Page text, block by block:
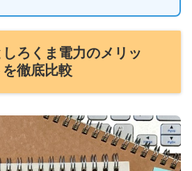
ろくま電力のメリッ
を徹底比較